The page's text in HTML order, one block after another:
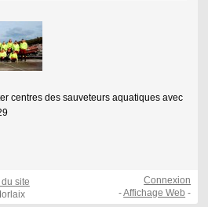
centres des sauveteurs aquatiques avec
site
Connexion
-Affichage Web -